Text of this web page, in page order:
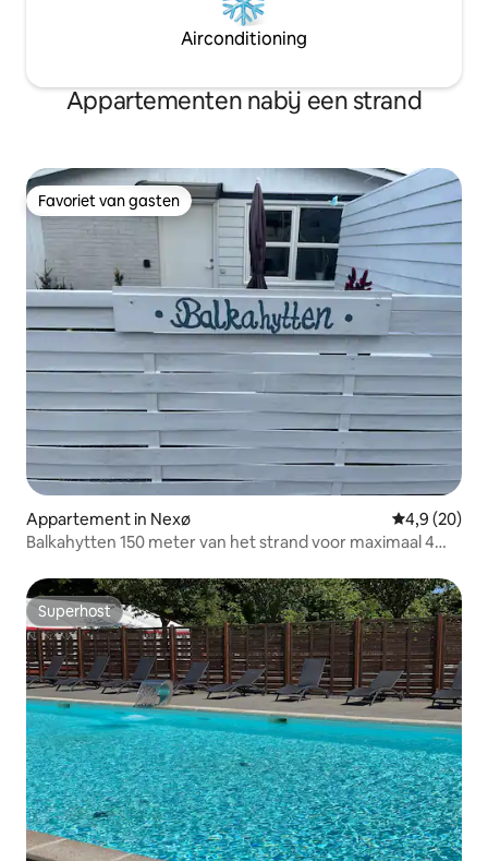
Airconditioning
Appartementen nabij een strand
Favoriet van gasten
Favoriet van gasten
Appartement in Nexø Gemiddelde
4,9 (20)
Balkahytten 150 meter van het strand voor maximaal 4
Superhost
Superhost